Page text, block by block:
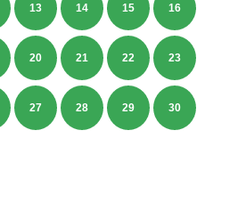
13 14 15 16
20 21 22 23
27 28 29 30